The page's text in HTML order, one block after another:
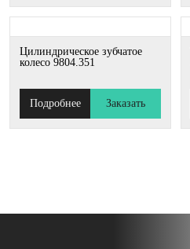
Цилиндрическое зубчатое
колесо 9804.351
Подробнее Заказать